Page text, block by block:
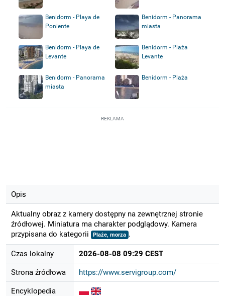
Benidorm - Playa de
Poniente
Benidorm - Panorama
miasta
Benidorm - Playa de
Levante
Benidorm - Plaża
Levante
Benidorm - Panorama
miasta
Benidorm - Plaża
REKLAMA
Opis
Aktualny obraz z kamery dostępny na zewnętrznej stronie
źródłowej. Miniatura ma charakter podglądowy. Kamera
przypisana do kategorii
Plaże, morza .
Czas lokalny 2026-08-08 09:29 CEST
Strona źródłowa https://www.servigroup.com/
Encyklopedia